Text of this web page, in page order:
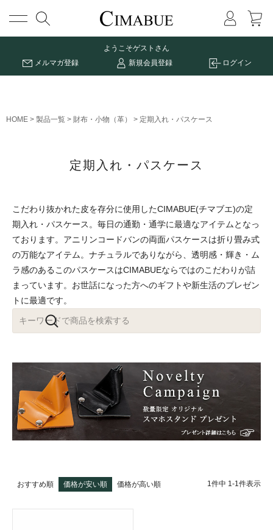
メニュー
ようこそゲストさん
メルマガ登録
新規会員登録 ログイン
HOME 製品一覧 財布・小物（革） 定期入れ・パスケース
定期入れ・パスケース
こだわり抜かれた皮を存分に使用したCIMABUE(チマブエ)の定
期入れ・パスケース。毎日の通勤・通学に最適なアイテムとなっ
ております。アニリンコードバンの両面パスケースは折り畳み式
の万能なアイテム。ナチュラルでありながら、透明感・輝き・ム
ラ感のあるこのパスケースはCIMABUEならではのこだわりが詰
まっています。お世話になった方へのギフトや新生活のプレゼン
トに最適です。
おすすめ順 価格が安い順 価格が高い順 1件中 1-1件表示